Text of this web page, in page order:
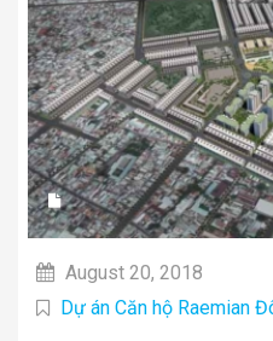
August 20, 2018
Dự án Căn hộ Raemian